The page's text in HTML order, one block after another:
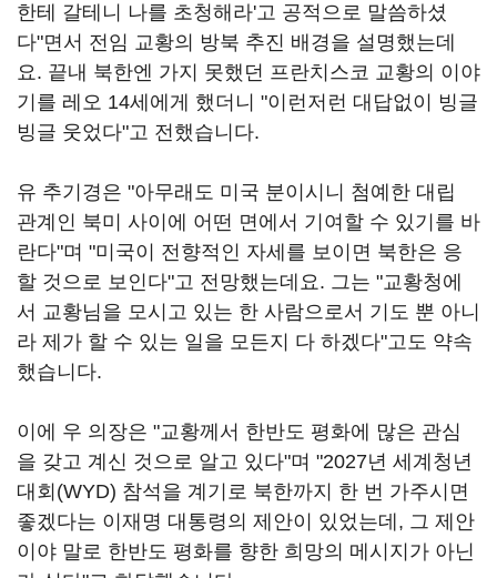
한테 갈테니 나를 초청해라'고 공적으로 말씀하셨
다"면서 전임 교황의 방북 추진 배경을 설명했는데
요. 끝내 북한엔 가지 못했던 프란치스코 교황의 이야
기를 레오 14세에게 했더니 "이런저런 대답없이 빙글
빙글 웃었다"고 전했습니다.
유 추기경은 "아무래도 미국 분이시니 첨예한 대립
관계인 북미 사이에 어떤 면에서 기여할 수 있기를 바
란다"며 "미국이 전향적인 자세를 보이면 북한은 응
할 것으로 보인다"고 전망했는데요. 그는 "교황청에
서 교황님을 모시고 있는 한 사람으로서 기도 뿐 아니
라 제가 할 수 있는 일을 모든지 다 하겠다"고도 약속
했습니다.
이에 우 의장은 "교황께서 한반도 평화에 많은 관심
을 갖고 계신 것으로 알고 있다"며 "2027년 세계청년
대회(WYD) 참석을 계기로 북한까지 한 번 가주시면
좋겠다는 이재명 대통령의 제안이 있었는데, 그 제안
이야 말로 한반도 평화를 향한 희망의 메시지가 아닌